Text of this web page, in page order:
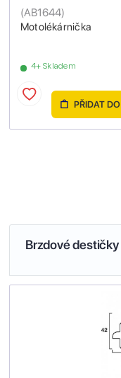
Motolékárnička
(AB1644)
4+ Skladem
PŘIDAT
Brzdové